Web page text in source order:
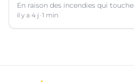
En raison des incendies qui
il y a 4 j 1 min